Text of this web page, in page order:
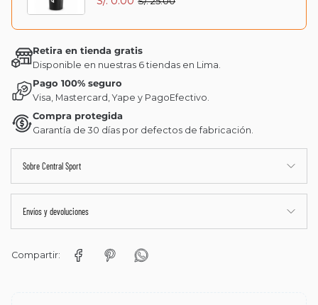
Retira en tienda gratis
Disponible en nuestras 6 tiendas en Lima.
Pago 100% seguro
Visa, Mastercard, Yape y PagoEfectivo.
Compra protegida
Garantía de 30 días por defectos de fabricación.
Sobre Central Sport
Envíos y devoluciones
Compartir: